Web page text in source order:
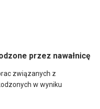
przez nawałnicę
związanych z
w wyniku